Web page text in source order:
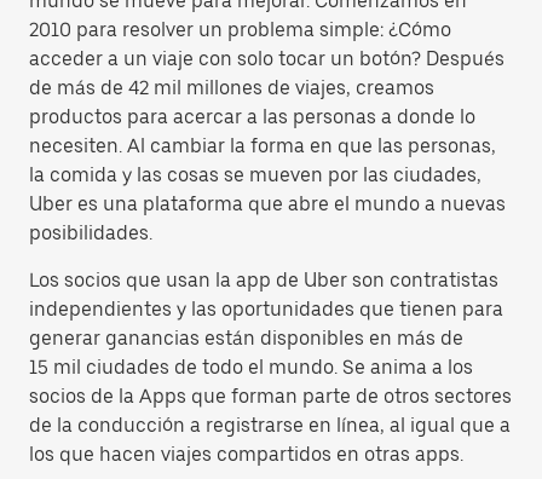
2010 para resolver un problema simple: ¿Cómo
acceder a un viaje con solo tocar un botón? Después
de más de 42 mil millones de viajes, creamos
productos para acercar a las personas a donde lo
necesiten. Al cambiar la forma en que las personas,
la comida y las cosas se mueven por las ciudades,
Uber es una plataforma que abre el mundo a nuevas
posibilidades.
Los socios que usan la app de Uber son contratistas
independientes y las oportunidades que tienen para
generar ganancias están disponibles en más de
15 mil ciudades de todo el mundo. Se anima a los
socios de la Apps que forman parte de otros sectores
de la conducción a registrarse en línea, al igual que a
los que hacen viajes compartidos en otras apps.